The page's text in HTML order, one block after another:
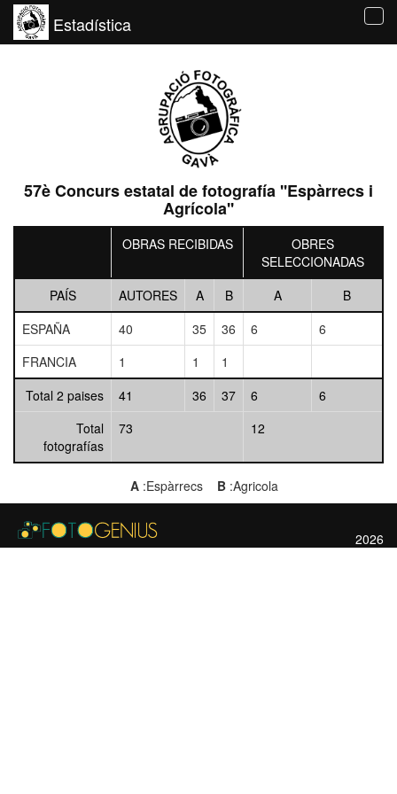
Estadística
57è Concurs estatal de fotografía ''Espàrrecs i
Agrícola''
OBRAS RECIBIDAS
OBRES
SELECCIONADAS
PAÍS
AUTORES A B A
B
ESPAÑA
40 35 36 6
6
FRANCIA
1 1
1
Total 2 paises
41 36 37 6
6
Total
fotografías
73 12
A:Espàrrecs B:Agricola
2026